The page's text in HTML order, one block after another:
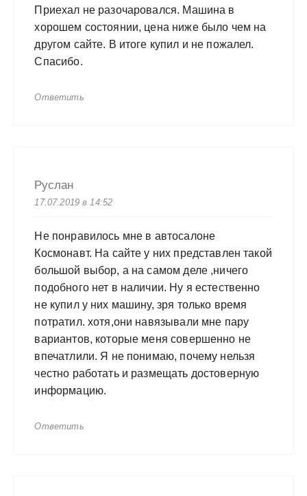
Приехал не разочаровался. Машина в
хорошем состоянии, цена ниже было чем на
другом сайте. В итоге купил и не пожалел.
Спасибо.
Ответить
Руслан
17.07.2019 в 14:52
Не понравилось мне в автосалоне
Космонавт. На сайте у них представлен такой
большой выбор, а на самом деле ,ничего
подобного нет в наличии. Ну я естественно
не купил у них машину, зря только время
потратил. хотя,они навязывали мне пару
вариантов, которые меня совершенно не
впечатлили. Я не понимаю, почему нельзя
честно работать и размещать достоверную
информацию.
Ответить